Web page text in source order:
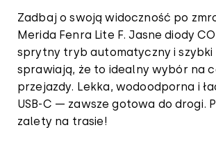
Zadbaj o swoją widoczność po
Merida Fenra Lite F. Jasne diody
sprytny tryb automatyczny i szybki
sprawiają, że to idealny wybór na
przejazdy. Lekka, wodoodporna i
USB-C — zawsze gotowa do drogi.
zalety na trasie!